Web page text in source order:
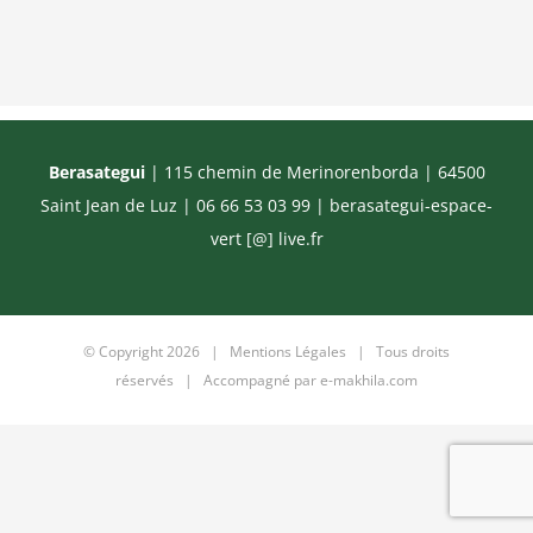
Berasategui| 115 chemin de Merinorenborda | 64500
Saint Jean de Luz | 06 66 53 03 99 | berasategui-espace-
vert [@] live.fr
© Copyright2026 | Mentions Légales | Tous droits
réservés | Accompagné pare-makhila.com